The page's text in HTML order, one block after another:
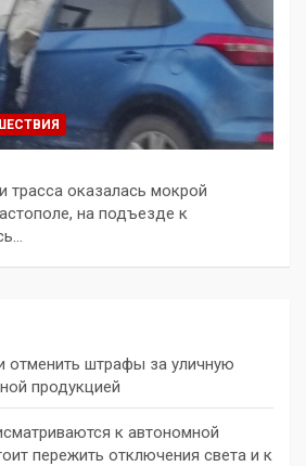
оказалась мокрой
на подъезде к
отменить штрафы за уличную
продукцией
к автономной
пережить отключения света и к